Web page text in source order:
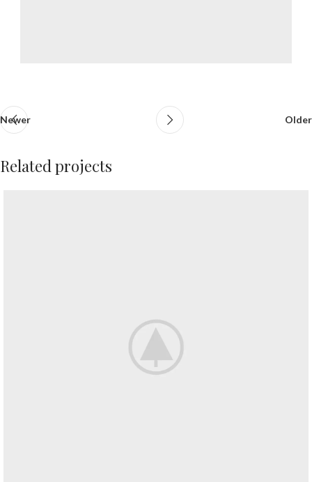
Newer Older
Related projects